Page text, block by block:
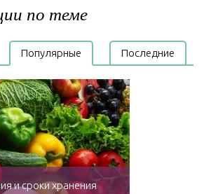
по теме
Популярные Последние
и сроки хранения